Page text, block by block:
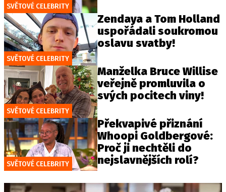
SVĚTOVÉ CELEBRITY
SVĚTOVÉ CELEBRITY
Zendaya a Tom Holland
uspořádali soukromou
oslavu svatby!
SVĚTOVÉ CELEBRITY
Manželka Bruce Willise
veřejně promluvila o
svých pocitech viny!
SVĚTOVÉ CELEBRITY
Překvapivé přiznání
Whoopi Goldbergové:
Proč ji nechtěli do
nejslavnějších rolí?